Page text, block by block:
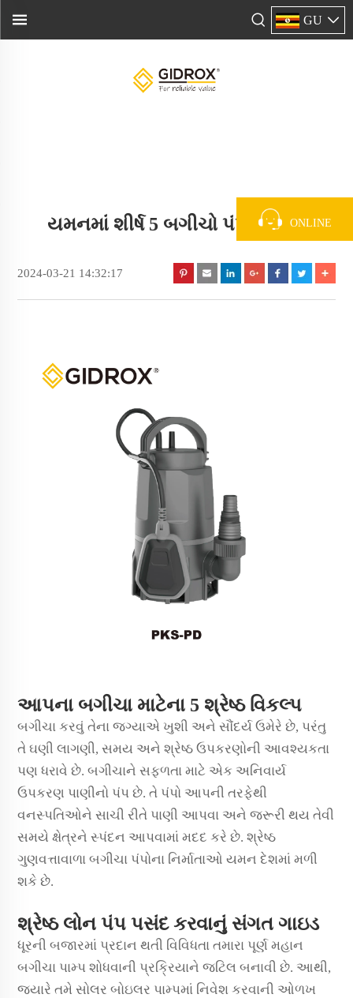
GU
યમનમાં શીર્ષ 5 બગીચો પંપ નિર્માતા
2024-03-21 14:32:17
આપના બગીચા માટેના 5 શ્રેષ્ઠ વિકલ્પ
બગીચા કરવું તેના જગ્યાએ ખુશી અને સૌંદર્ય ઉમેરે છે, પરંતુ
તે ઘણી લાગણી, સમય અને શ્રેષ્ઠ ઉપકરણોની આવશ્યકતા
પણ ધરાવે છે. બગીચાને સફળતા માટે એક અનિવાર્ય
ઉપકરણ પાણીનો પંપ છે. તે પંપો આપની તરફેથી
વનસ્પતિઓને સાચી રીતે પાણી આપવા અને જરૂરી થય તેવી
સમયે ક્ષેત્રને સ્પંદન આપવામાં મદદ કરે છે. શ્રેષ્ઠ
ગુણવત્તાવાળા બગીચા પંપોના નિર્માતાઓ યમન દેશમાં મળી
શકે છે.
શ્રેષ્ઠ લોન પંપ પસંદ કરવાનું સંગત ગાઇડ
ધૂરની બજારમાં પ્રદાન થતી વિવિધતા તમારા પૂર્ણ મહાન
બગીચા પામ્પ શોધવાની પ્રક્રિયાને જટિલ બનાવી છે. આથી,
જ્યારે તમે સોલર બોઇલર પામ્પમાં નિવેશ કરવાની ઓળખ
ONLINE